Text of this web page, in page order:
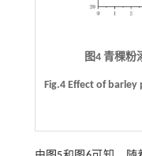
图4 青稞粉
Fig.4 Effect of